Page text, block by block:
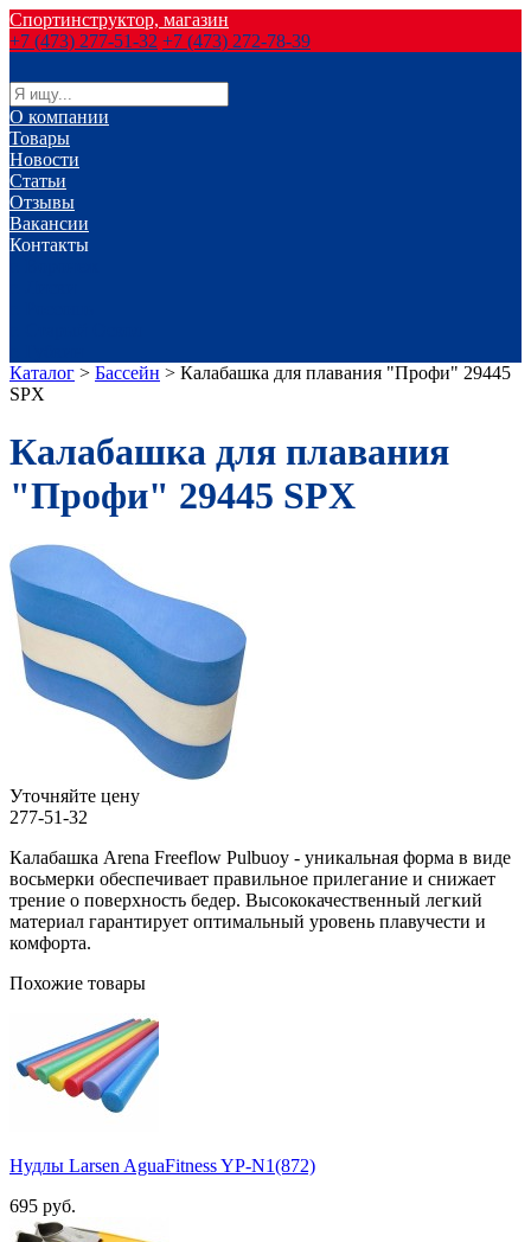
Спортинструктор, магазин
+7 (473) 277-51-32 +7 (473) 272-78-39
О компании
Товары
Новости
Статьи
Отзывы
Вакансии
Контакты
Каталог > Бассейн > Калабашка для плавания "Профи" 29445
SPX
Калабашка для плавания
"Профи" 29445 SPX
Уточняйте цену
277-51-32
Калабашка Arena Freeflow Pulbuoy - уникальная форма в виде
восьмерки обеспечивает правильное прилегание и снижает
трение о поверхность бедер. Высококачественный легкий
материал гарантирует оптимальный уровень плавучести и
комфорта.
Похожие товары
Нудлы Larsen AguaFitness YP-N1(872)
695 руб.